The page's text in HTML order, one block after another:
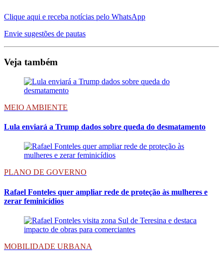
Clique aqui e receba notícias pelo WhatsApp
Envie sugestões de pautas
Veja também
MEIO AMBIENTE
Lula enviará a Trump dados sobre queda do desmatamento
PLANO DE GOVERNO
Rafael Fonteles quer ampliar rede de proteção às mulheres e
zerar feminicídios
MOBILIDADE URBANA